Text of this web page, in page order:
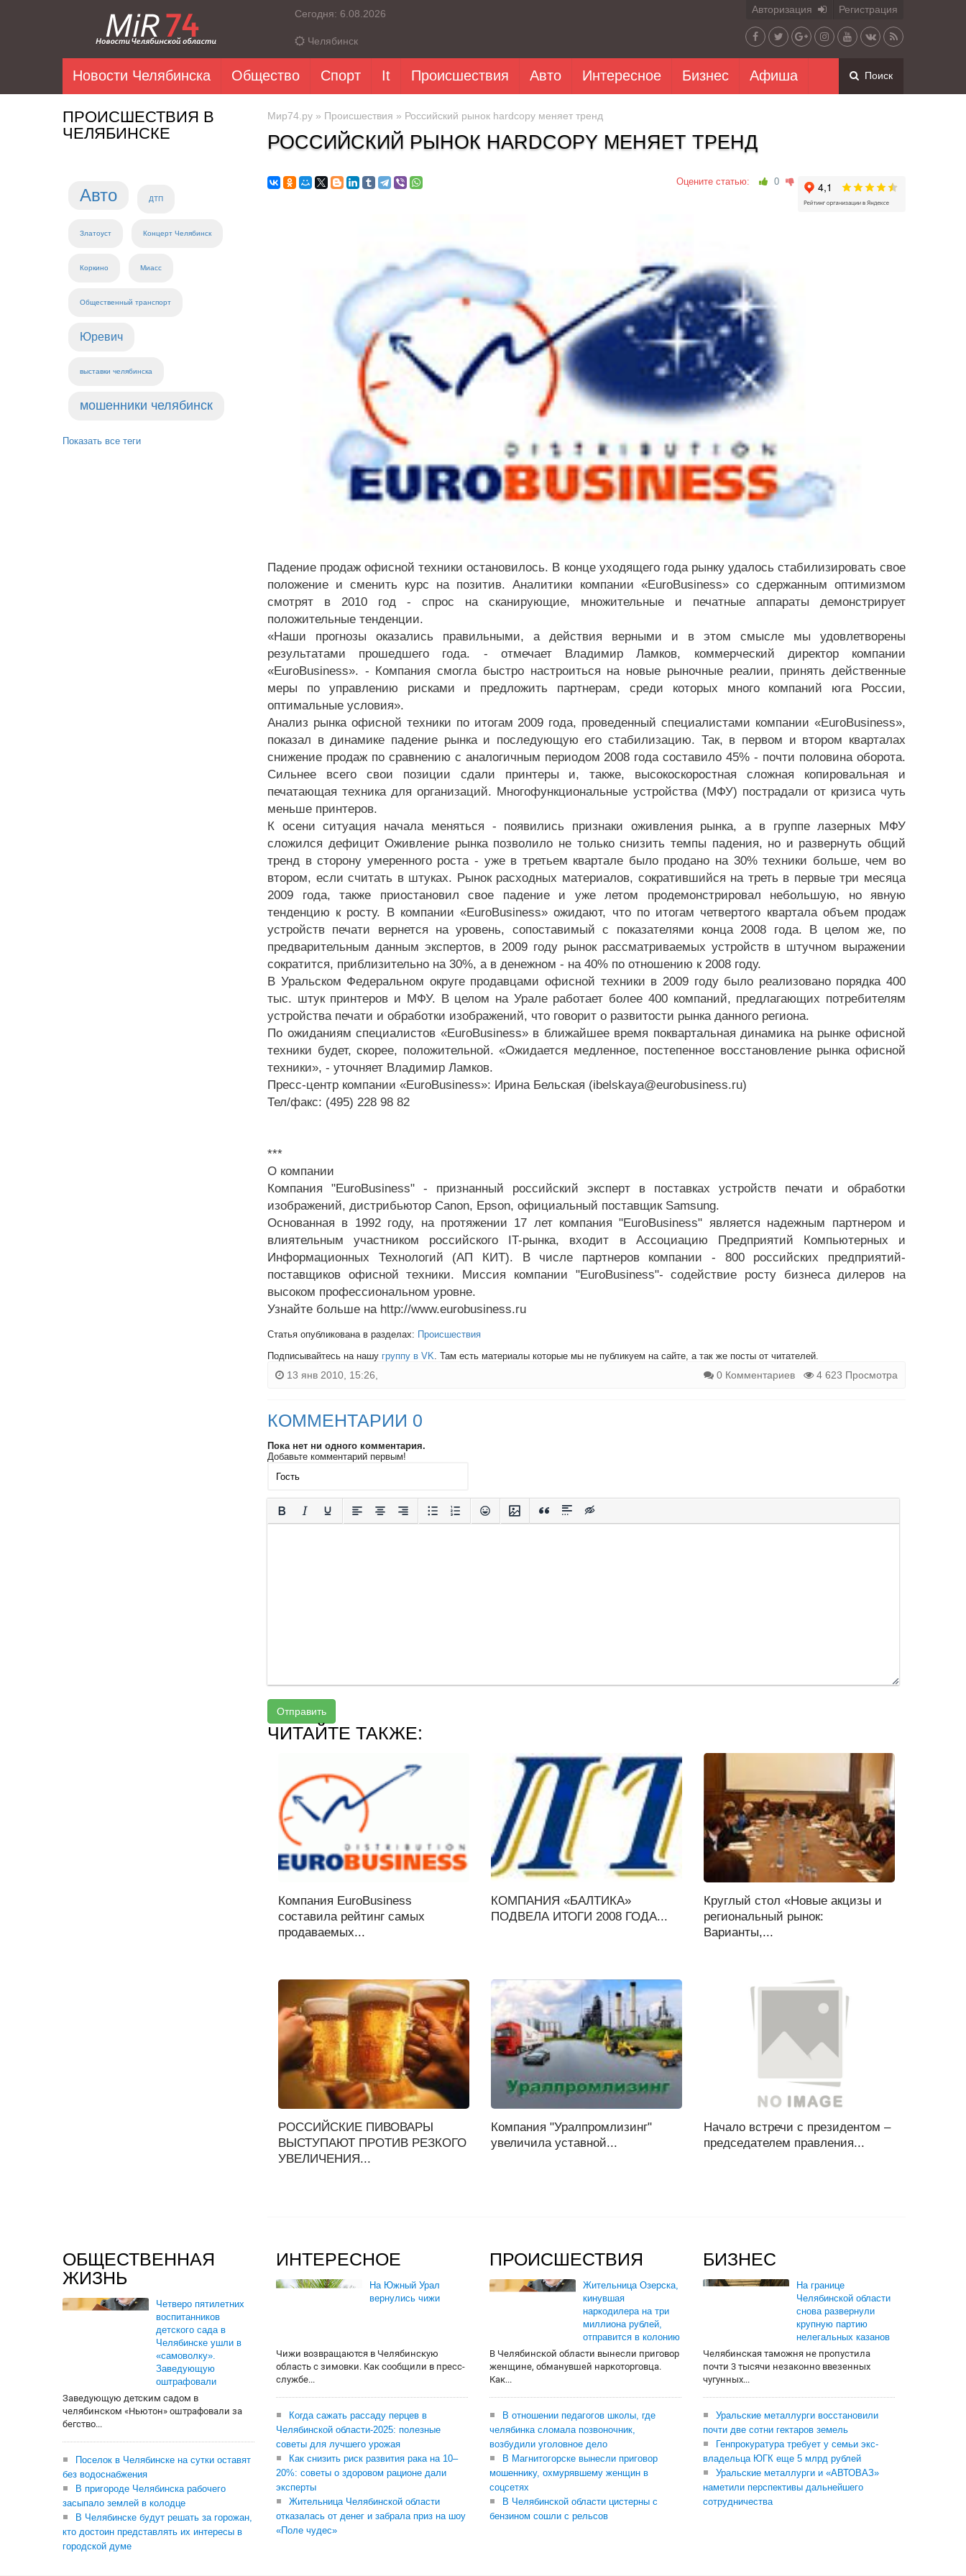
Сегодня: 6.08.2026
Челябинск
Авторизация Регистрация
Новости Челябинска Общество Спорт It Происшествия Авто Интересное Бизнес Афиша Поиск
ПРОИСШЕСТВИЯ В
ЧЕЛЯБИНСКЕ
Авто ДТП
Златоуст Концерт Челябинск
Коркино Миасс
Общественный транспорт
Юревич
выставки челябинска
мошенники челябинск
Показать все теги
Мир74.ру » Происшествия » Российский рынок hardcopy меняет тренд
РОССИЙСКИЙ РЫНОК HARDCOPY МЕНЯЕТ ТРЕНД
Оцените статью: 0
Падение продаж офисной техники остановилось. В конце уходящего года рынку удалось стабилизировать свое
положение и сменить курс на позитив. Аналитики компании «EuroBusiness» со сдержанным оптимизмом
смотрят в 2010 год - спрос на сканирующие, множительные и печатные аппараты демонстрирует
положительные тенденции.
«Наши прогнозы оказались правильными, а действия верными и в этом смысле мы удовлетворены
результатами прошедшего года. - отмечает Владимир Ламков, коммерческий директор компании
«EuroBusiness». - Компания смогла быстро настроиться на новые рыночные реалии, принять действенные
меры по управлению рисками и предложить партнерам, среди которых много компаний юга России,
оптимальные условия».
Анализ рынка офисной техники по итогам 2009 года, проведенный специалистами компании «EuroBusiness»,
показал в динамике падение рынка и последующую его стабилизацию. Так, в первом и втором кварталах
снижение продаж по сравнению с аналогичным периодом 2008 года составило 45% - почти половина оборота.
Сильнее всего свои позиции сдали принтеры и, также, высокоскоростная сложная копировальная и
печатающая техника для организаций. Многофункциональные устройства (МФУ) пострадали от кризиса чуть
меньше принтеров.
К осени ситуация начала меняться - появились признаки оживления рынка, а в группе лазерных МФУ
сложился дефицит Оживление рынка позволило не только снизить темпы падения, но и развернуть общий
тренд в сторону умеренного роста - уже в третьем квартале было продано на 30% техники больше, чем во
втором, если считать в штуках. Рынок расходных материалов, сократившийся на треть в первые три месяца
2009 года, также приостановил свое падение и уже летом продемонстрировал небольшую, но явную
тенденцию к росту. В компании «EuroBusiness» ожидают, что по итогам четвертого квартала объем продаж
устройств печати вернется на уровень, сопоставимый с показателями конца 2008 года. В целом же, по
предварительным данным экспертов, в 2009 году рынок рассматриваемых устройств в штучном выражении
сократится, приблизительно на 30%, а в денежном - на 40% по отношению к 2008 году.
В Уральском Федеральном округе продавцами офисной техники в 2009 году было реализовано порядка 400
тыс. штук принтеров и МФУ. В целом на Урале работает более 400 компаний, предлагающих потребителям
устройства печати и обработки изображений, что говорит о развитости рынка данного региона.
По ожиданиям специалистов «EuroBusiness» в ближайшее время поквартальная динамика на рынке офисной
техники будет, скорее, положительной. «Ожидается медленное, постепенное восстановление рынка офисной
техники», - уточняет Владимир Ламков.
Пресс-центр компании «EuroBusiness»: Ирина Бельская (ibelskaya@eurobusiness.ru)
Тел/факс: (495) 228 98 82
***
О компании
Компания "EuroBusiness" - признанный российский эксперт в поставках устройств печати и обработки
изображений, дистрибьютор Canon, Epson, официальный поставщик Samsung.
Основанная в 1992 году, на протяжении 17 лет компания "EuroBusiness" является надежным партнером и
влиятельным участником российского IT-рынка, входит в Ассоциацию Предприятий Компьютерных и
Информационных Технологий (АП КИТ). В числе партнеров компании - 800 российских предприятий-
поставщиков офисной техники. Миссия компании "EuroBusiness"- содействие росту бизнеса дилеров на
высоком профессиональном уровне.
Узнайте больше на http://www.eurobusiness.ru
Статья опубликована в разделах: Происшествия
Подписывайтесь на нашу группу в VK. Там есть материалы которые мы не публикуем на сайте, а так же посты от читателей.
13 янв 2010, 15:26, 0 Комментариев 4 623 Просмотра
КОММЕНТАРИИ 0
Пока нет ни одного комментария.
Добавьте комментарий первым!
Отправить
ЧИТАЙТЕ ТАКЖЕ:
Компания EuroBusiness
составила рейтинг самых
продаваемых...
КОМПАНИЯ «БАЛТИКА»
ПОДВЕЛА ИТОГИ 2008 ГОДА...
Круглый стол «Новые акцизы и
региональный рынок:
Варианты,...
РОССИЙСКИЕ ПИВОВАРЫ
ВЫСТУПАЮТ ПРОТИВ РЕЗКОГО
УВЕЛИЧЕНИЯ...
Компания "Уралпромлизинг"
увеличила уставной...
Начало встречи с президентом –
председателем правления...
ОБЩЕСТВЕННАЯ
ЖИЗНЬ
Четверо пятилетних
воспитанников
детского сада в
Челябинске ушли в
«самоволку».
Заведующую
оштрафовали
Заведующую детским садом в
челябинском «Ньютон» оштрафовали за
бегство...
Поселок в Челябинске на сутки оставят
без водоснабжения
В пригороде Челябинска рабочего
засыпало землей в колодце
В Челябинске будут решать за горожан,
кто достоин представлять их интересы в
городской думе
ИНТЕРЕСНОЕ
На Южный Урал
вернулись чижи
Чижи возвращаются в Челябинскую
область с зимовки. Как сообщили в пресс-
службе...
Когда сажать рассаду перцев в
Челябинской области-2025: полезные
советы для лучшего урожая
Как снизить риск развития рака на 10–
20%: советы о здоровом рационе дали
эксперты
Жительница Челябинской области
отказалась от денег и забрала приз на шоу
«Поле чудес»
ПРОИСШЕСТВИЯ
Жительница Озерска,
кинувшая
наркодилера на три
миллиона рублей,
отправится в колонию
В Челябинской области вынесли приговор
женщине, обманувшей наркоторговца.
Как...
В отношении педагогов школы, где
челябинка сломала позвоночник,
возбудили уголовное дело
В Магнитогорске вынесли приговор
мошеннику, охмурявшему женщин в
соцсетях
В Челябинской области цистерны с
бензином сошли с рельсов
БИЗНЕС
На границе
Челябинской области
снова развернули
крупную партию
нелегальных казанов
Челябинская таможня не пропустила
почти 3 тысячи незаконно ввезенных
чугунных...
Уральские металлурги восстановили
почти две сотни гектаров земель
Генпрокуратура требует у семьи экс-
владельца ЮГК еще 5 млрд рублей
Уральские металлурги и «АВТОВАЗ»
наметили перспективы дальнейшего
сотрудничества